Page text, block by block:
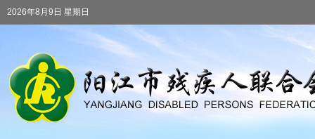
2026年8月9日 星期日